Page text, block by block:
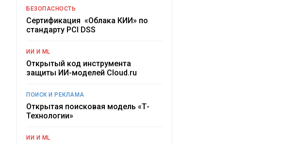
БЕЗОПАСНОСТЬ
Сертификация «Облака КИИ» по
стандарту PCI DSS
ИИ И ML
Открытый код инструмента
защиты ИИ-моделей Cloud.ru
ПОИСК И РЕКЛАМА
Открытая поисковая модель «Т-
Технологии»
ИИ И ML